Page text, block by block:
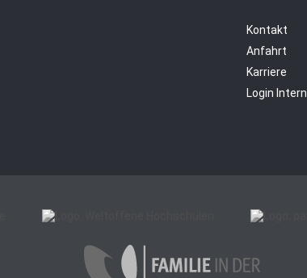
Kontakt
Anfahrt
Karriere
Login Intern